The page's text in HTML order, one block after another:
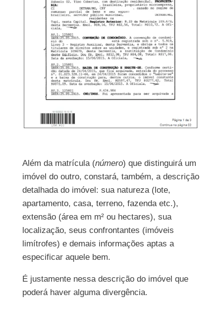
Além da matrícula (número) que distinguirá um
imóvel do outro, constará, também, a descrição
detalhada do imóvel: sua natureza (lote,
apartamento, casa, terreno, fazenda etc.),
extensão (área em m² ou hectares), sua
localização, seus confrontantes (imóveis
limítrofes) e demais informações aptas a
especificar aquele bem.
É justamente nessa descrição do imóvel que
poderá haver alguma divergência.